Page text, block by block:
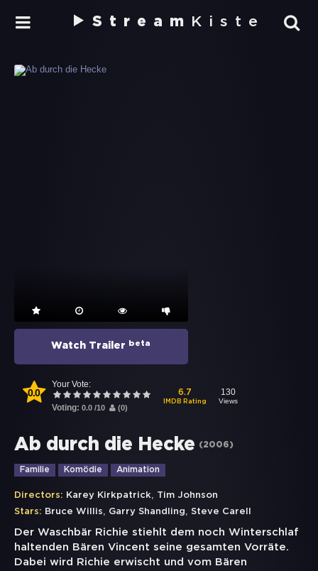
Stream Kiste
Watch Trailer beta
0.0
Your Vote:
Voting: 0.0 /10 (0)
6.7
IMDB Rating
130
Views
Ab durch die Hecke (2006)
Familie Komödie Animation
Directors: Karey Kirkpatrick, Tim Johnson
Stars: Bruce Willis, Garry Shandling, Steve Carell
Der Waschbär Richie stiehlt dem noch Winterschlaf
haltenden Bären Vincent seine gesamten Vorräte.
Dabei wird Richie erwischt und vom Bären